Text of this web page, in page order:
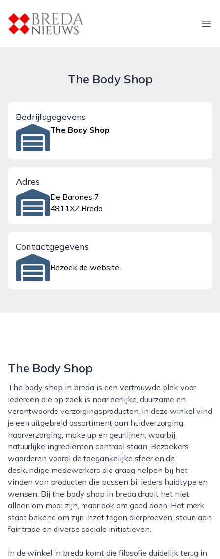
breda-nieuws.nl
The Body Shop
Bedrijfsgegevens
The Body Shop
Adres
De Barones 7
4811XZ Breda
Contactgegevens
Bezoek de website
The Body Shop
The body shop in breda is een vertrouwde plek voor
iedereen die op zoek is naar eerlijke, duurzame en
verantwoorde verzorgingsproducten. In deze winkel vind
je een uitgebreid assortiment aan huidverzorging,
haarverzorging, make up en geurlijnen, waarbij
natuurlijke ingrediënten centraal staan. Bezoekers
waarderen vooral de toegankelijke sfeer en de
deskundige medewerkers die graag helpen bij het
vinden van producten die passen bij ieders huidtype en
wensen. Bij the body shop in breda draait het niet
alleen om mooi zijn, maar ook om goed doen. Het merk
staat bekend om zijn inzet tegen dierproeven, steun aan
fair trade en diverse sociale initiatieven.
In de winkel in breda komt die filosofie duidelijk terug in